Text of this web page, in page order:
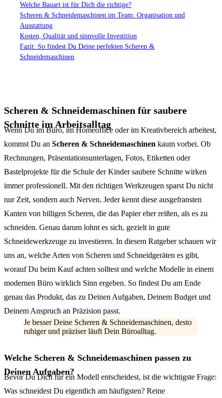
Scheren & Schneidemaschinen für saubere
Schnitte im Arbeitsalltag
Wenn Du im Büro, im Homeoffice oder im Kreativbereich arbeitest,
kommst Du an Scheren & Schneidemaschinen kaum vorbei. Ob
Rechnungen, Präsentationsunterlagen, Fotos, Etiketten oder
Bastelprojekte für die Schule der Kinder saubere Schnitte wirken
immer professionell. Mit den richtigen Werkzeugen sparst Du nicht
nur Zeit, sondern auch Nerven. Jeder kennt diese ausgefransten
Kanten von billigen Scheren, die das Papier eher reißen, als es zu
schneiden. Genau darum lohnt es sich, gezielt in gute
Schneidewerkzeuge zu investieren. In diesem Ratgeber schauen wir
uns an, welche Arten von Scheren und Schneidgeräten es gibt,
worauf Du beim Kauf achten solltest und welche Modelle in einem
modernen Büro wirklich Sinn ergeben. So findest Du am Ende
genau das Produkt, das zu Deinen Aufgaben, Deinem Budget und
Deinem Anspruch an Präzision passt.
Je besser Deine Scheren & Schneidemaschinen, desto
ruhiger und präziser läuft Dein Büroalltag.
Welche Scheren & Schneidemaschinen passen zu
Deinen Aufgaben?
Bevor Du Dich für ein Modell entscheidest, ist die wichtigste Frage:
Was schneidest Du eigentlich am häufigsten? Reine
Welche Bauart ist für Dich die richtige?
Scheren & Schneidemaschinen im Team: Organisation und
Ausstattung
Kosten, Qualität und sinnvolle Investition
Fazit: So findest Du Deine perfekten Scheren &
Schneidemaschinen